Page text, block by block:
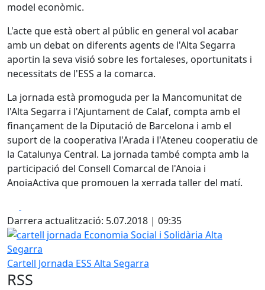
model econòmic.
L'acte que està obert al públic en general vol acabar
amb un debat on diferents agents de l'Alta Segarra
aportin la seva visió sobre les fortaleses, oportunitats i
necessitats de l'ESS a la comarca.
La jornada està promoguda per la Mancomunitat de
l'Alta Segarra i l'Ajuntament de Calaf, compta amb el
finançament de la Diputació de Barcelona i amb el
suport de la cooperativa l'Arada i l'Ateneu cooperatiu de
la Catalunya Central. La jornada també compta amb la
participació del Consell Comarcal de l'Anoia i
AnoiaActiva que promouen la xerrada taller del matí.
Darrera actualització: 5.07.2018 | 09:35
cartell jornada Economia Social i Solidària Alta Segarra
Cartell Jornada ESS Alta Segarra
RSS